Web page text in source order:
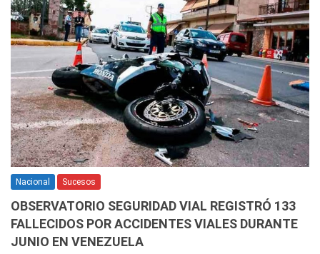
Nacional Sucesos
OBSERVATORIO SEGURIDAD VIAL REGISTRÓ 133
FALLECIDOS POR ACCIDENTES VIALES DURANTE
JUNIO EN VENEZUELA